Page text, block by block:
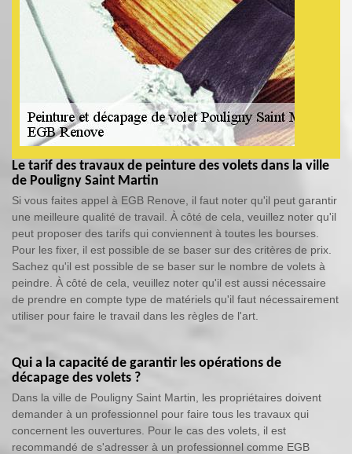
Le tarif des travaux de peinture des volets dans la ville
de Pouligny Saint Martin
Si vous faites appel à EGB Renove, il faut noter qu'il peut garantir
une meilleure qualité de travail. À côté de cela, veuillez noter qu'il
peut proposer des tarifs qui conviennent à toutes les bourses.
Pour les fixer, il est possible de se baser sur des critères de prix.
Sachez qu'il est possible de se baser sur le nombre de volets à
peindre. À côté de cela, veuillez noter qu'il est aussi nécessaire
de prendre en compte type de matériels qu'il faut nécessairement
utiliser pour faire le travail dans les règles de l'art.
Qui a la capacité de garantir les opérations de
décapage des volets ?
Dans la ville de Pouligny Saint Martin, les propriétaires doivent
demander à un professionnel pour faire tous les travaux qui
concernent les ouvertures. Pour le cas des volets, il est
recommandé de s'adresser à un professionnel comme EGB